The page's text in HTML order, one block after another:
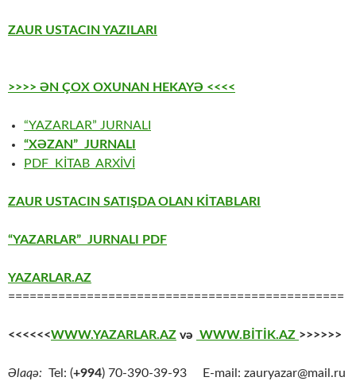
ZAUR USTACIN YAZILARI
>>>> ƏN ÇOX OXUNAN HEKAYƏ <<<<
“YAZARLAR” JURNALI
“XƏZAN” JURNALI
PDF KİTAB ARXİVİ
ZAUR USTACIN SATIŞDA OLAN KİTABLARI
“YAZARLAR” JURNALI PDF
YAZARLAR.AZ
===============================================
<<<<<<WWW.YAZARLAR.AZ və WWW.BİTİK.AZ >>>>>>
Əlaqə: Tel: (+994) 70-390-39-93 E-mail: zauryazar@mail.ru